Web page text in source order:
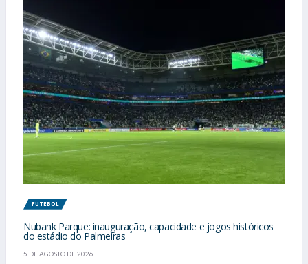
FUTEBOL
Nubank Parque: inauguração, capacidade e jogos históricos
do estádio do Palmeiras
5 DE AGOSTO DE 2026